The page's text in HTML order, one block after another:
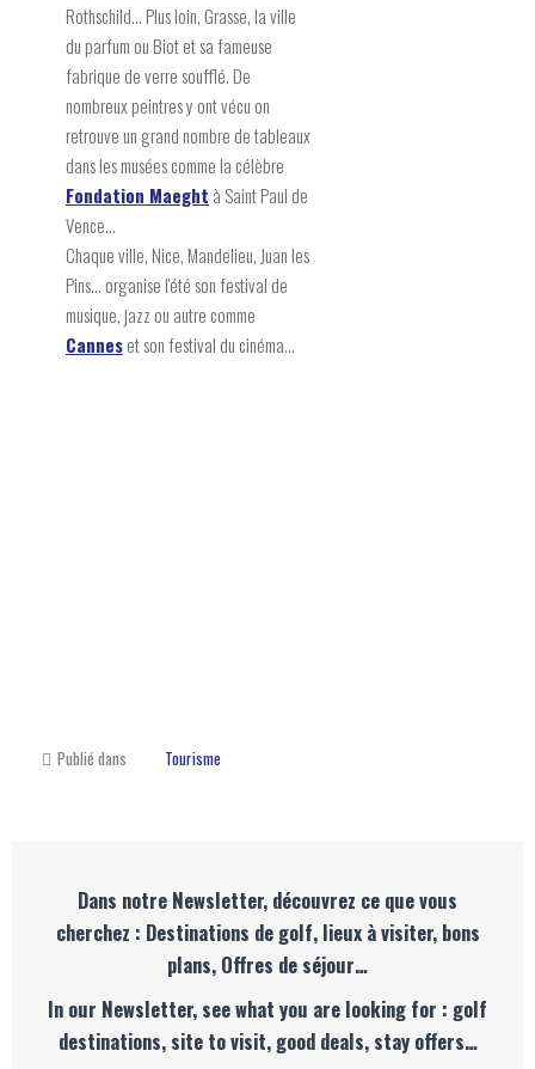
Rothschild... Plus loin, Grasse, la ville
du parfum ou Biot et sa fameuse
fabrique de verre soufflé. De
nombreux peintres y ont vécu on
retrouve un grand nombre de tableaux
dans les musées comme la célèbre
Fondation Maeght à Saint Paul de
Vence...
Chaque ville, Nice, Mandelieu, Juan les
Pins... organise l'été son festival de
musique, jazz ou autre comme
Canneset son festival du cinéma...
Publié dans Tourisme
Dans notre Newsletter, découvrez ce que vous
cherchez : Destinations de golf, lieux à visiter, bons
plans, Offres de séjour…
In our Newsletter, see what you are looking for : golf
destinations, site to visit, good deals, stay offers…